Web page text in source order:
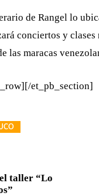
de Rangel lo
conciertos y
las maracas
et_pb_section]
taller “Lo